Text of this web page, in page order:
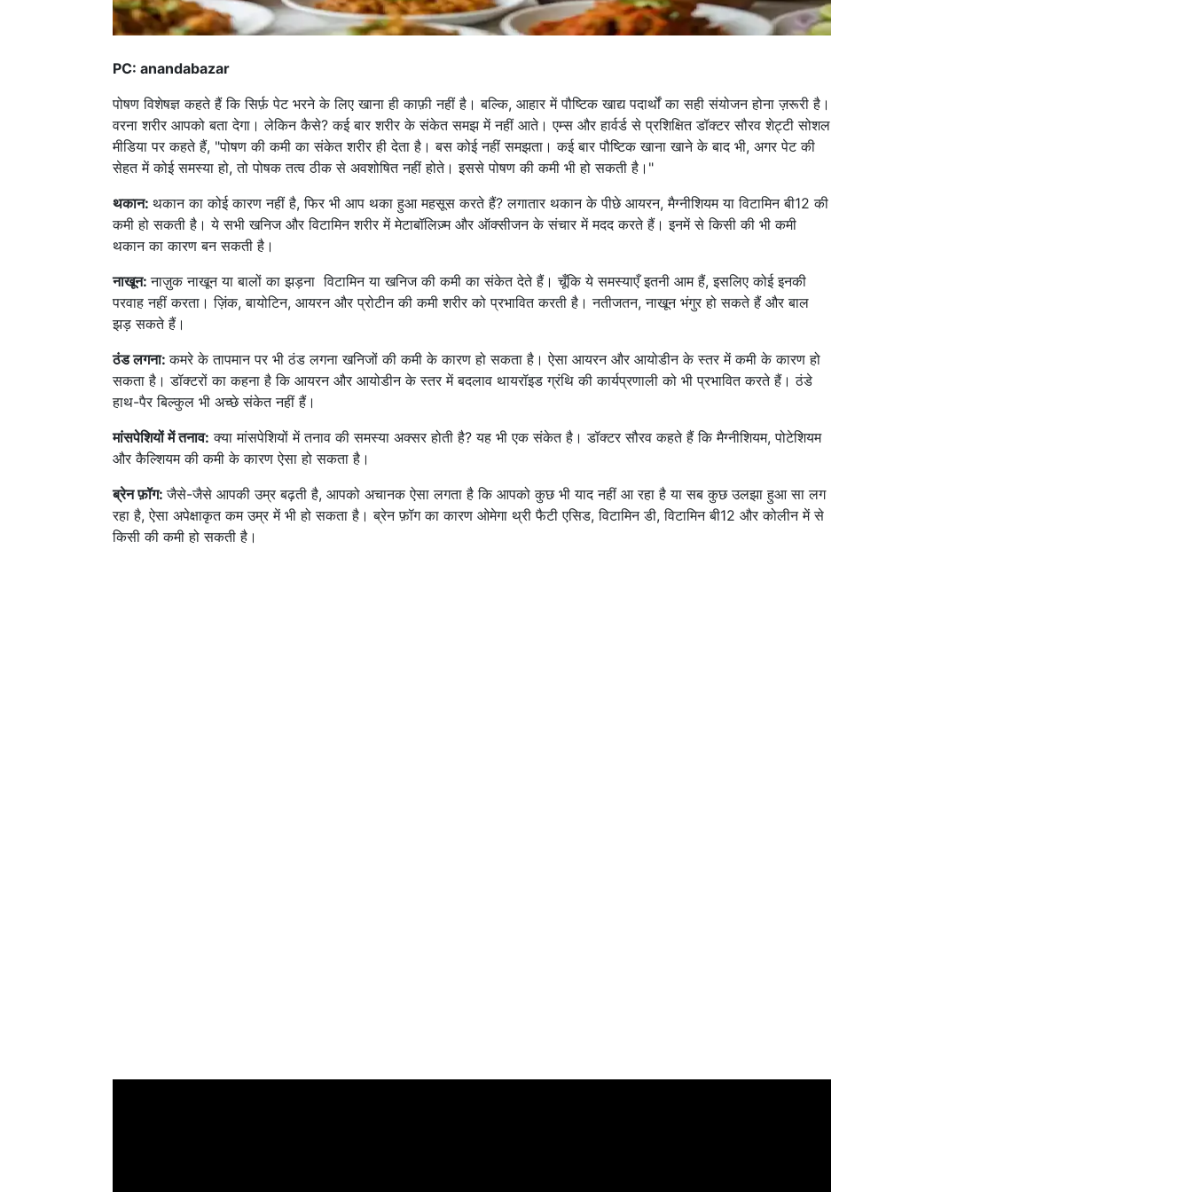
PC: anandabazar
पोषण विशेषज्ञ कहते हैं कि सिर्फ़ पेट भरने के लिए खाना ही काफ़ी नहीं है। बल्कि, आहार में पौष्टिक खाद्य पदार्थों का सही संयोजन होना ज़रूरी है।
वरना शरीर आपको बता देगा। लेकिन कैसे? कई बार शरीर के संकेत समझ में नहीं आते। एम्स और हार्वर्ड से प्रशिक्षित डॉक्टर सौरव शेट्टी सोशल
मीडिया पर कहते हैं, "पोषण की कमी का संकेत शरीर ही देता है। बस कोई नहीं समझता। कई बार पौष्टिक खाना खाने के बाद भी, अगर पेट की
सेहत में कोई समस्या हो, तो पोषक तत्व ठीक से अवशोषित नहीं होते। इससे पोषण की कमी भी हो सकती है।"
थकान: थकान का कोई कारण नहीं है, फिर भी आप थका हुआ महसूस करते हैं? लगातार थकान के पीछे आयरन, मैग्नीशियम या विटामिन बी12 की
कमी हो सकती है। ये सभी खनिज और विटामिन शरीर में मेटाबॉलिज़्म और ऑक्सीजन के संचार में मदद करते हैं। इनमें से किसी की भी कमी
थकान का कारण बन सकती है।
नाखून:नाज़ुक नाखून या बालों का झड़ना विटामिन या खनिज की कमी का संकेत देते हैं। चूँकि ये समस्याएँ इतनी आम हैं, इसलिए कोई इनकी
परवाह नहीं करता। ज़िंक, बायोटिन, आयरन और प्रोटीन की कमी शरीर को प्रभावित करती है। नतीजतन, नाखून भंगुर हो सकते हैं और बाल
झड़ सकते हैं।
ठंड लगना:कमरे के तापमान पर भी ठंड लगना खनिजों की कमी के कारण हो सकता है। ऐसा आयरन और आयोडीन के स्तर में कमी के कारण हो
सकता है। डॉक्टरों का कहना है कि आयरन और आयोडीन के स्तर में बदलाव थायरॉइड ग्रंथि की कार्यप्रणाली को भी प्रभावित करते हैं। ठंडे
हाथ-पैर बिल्कुल भी अच्छे संकेत नहीं हैं।
मांसपेशियों में तनाव: क्या मांसपेशियों में तनाव की समस्या अक्सर होती है? यह भी एक संकेत है। डॉक्टर सौरव कहते हैं कि मैग्नीशियम, पोटेशियम
और कैल्शियम की कमी के कारण ऐसा हो सकता है।
ब्रेन फ़ॉग:जैसे-जैसे आपकी उम्र बढ़ती है, आपको अचानक ऐसा लगता है कि आपको कुछ भी याद नहीं आ रहा है या सब कुछ उलझा हुआ सा लग
रहा है, ऐसा अपेक्षाकृत कम उम्र में भी हो सकता है। ब्रेन फ़ॉग का कारण ओमेगा थ्री फैटी एसिड, विटामिन डी, विटामिन बी12 और कोलीन में से
किसी की कमी हो सकती है।